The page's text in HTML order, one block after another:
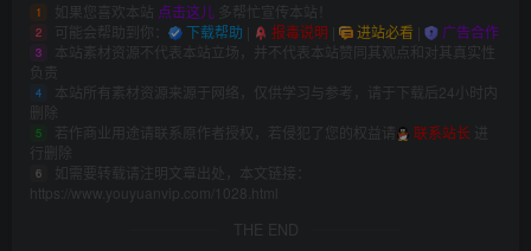
1 如果您喜欢本站 点击这儿 多帮忙宣传本站！
2 可能会帮助到你： 下载帮助 报毒说明 | 进站必看 | 广告合作
3
本站素材资源不代表本站立场，并不代表本站赞同其观点和对其真实性
负责
4
本站所有素材资源来源于网络，仅供学习与参考，请于下载后24小时内
删除
5 若作商业用途请联系原作者授权，若侵犯了您的权益请 联系站长 进
行删除
6
如需要转载请注明文章出处，本文链接：
https://www.youyuanvip.com/1028.html
THE END